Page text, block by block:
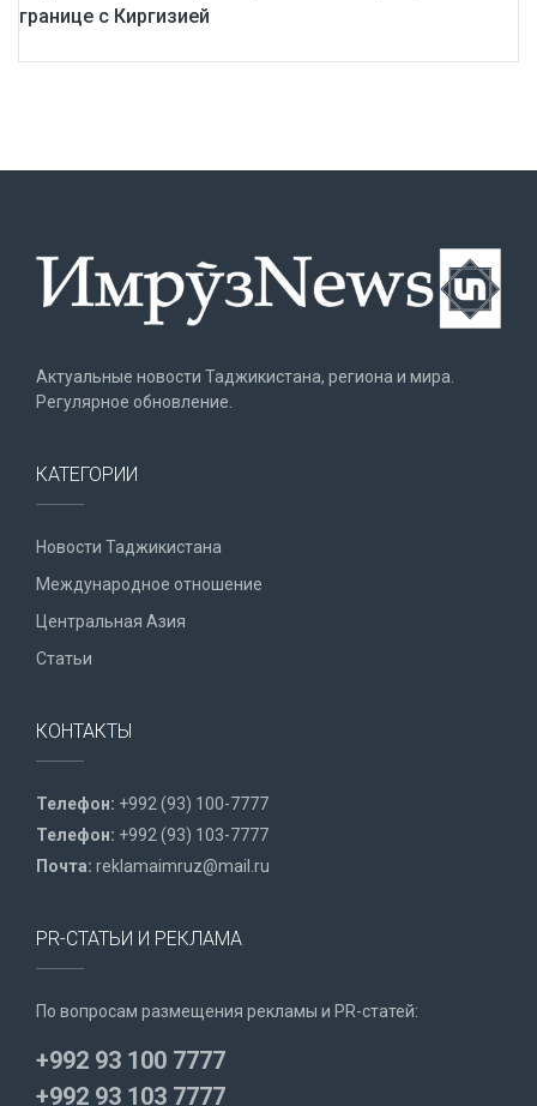
границе с Киргизией
Актуальные новости Таджикистана, региона и мира.
Регулярное обновление.
КАТЕГОРИИ
Новости Таджикистана
Международное отношение
Центральная Азия
Статьи
КОНТАКТЫ
Телефон: +992 (93) 100-7777
Телефон: +992 (93) 103-7777
Почта: reklamaimruz@mail.ru
PR-СТАТЬИ И РЕКЛАМА
По вопросам размещения рекламы и PR-статей:
+992 93 100 7777
+992 93 103 7777